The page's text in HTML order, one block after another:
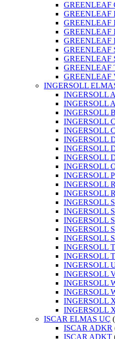
GREENLEAF
GREENLEAF
GREENLEAF
GREENLEAF
GREENLEAF
GREENLEAF
GREENLEAF
GREENLEAF
GREENLEAF
INGERSOLL
INGERSOLL
INGERSOLL
INGERSOLL
INGERSOLL
INGERSOLL
INGERSOLL
INGERSOLL
INGERSOLL
INGERSOLL
INGERSOLL
INGERSOLL
INGERSOLL
INGERSOLL
INGERSOLL
INGERSOLL
INGERSOLL
INGERSOLL
INGERSOLL
INGERSOLL
INGERSOLL
INGERSOLL
INGERSOLL
INGERSOLL
INGERSOLL
INGERSOLL
ISCAR ELMAS UÇ
ISCAR ADKR
ISCAR ADKT